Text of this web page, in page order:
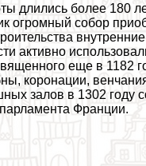
длились более 180
огромный собор
активно
еще в 1182
коронации,
залов в 1302 году
Франции.